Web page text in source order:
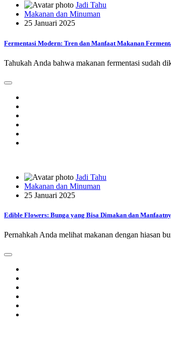
Jadi Tahu
Makanan dan Minuman
25 Januari 2025
Fermentasi Modern: Tren dan Manfaat Makanan
Tahukah Anda bahwa makanan fermentasi sudah
Jadi Tahu
Makanan dan Minuman
25 Januari 2025
Edible Flowers: Bunga yang Bisa Dimakan dan
Pernahkah Anda melihat makanan dengan hiasan